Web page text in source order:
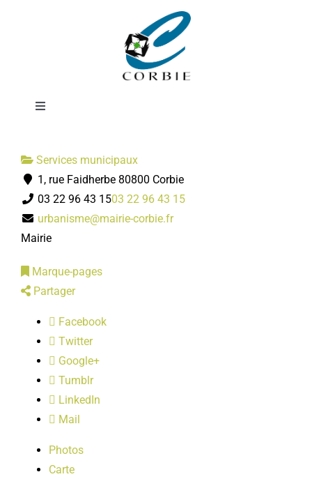
Toggle
DÉMARCHES ADMINISTRATIVES
SERVICES MUNICIPAUX
PRATIQUE
LOISIRS
PUBLICATIONS
Service
Urbanisme
Services municipaux
1, rue Faidherbe 80800 Corbie
03 22 96 43 1503 22 96 43 15
urbanisme@mairie-corbie.fr
Mairie
Marque-pages
Partager
Facebook
Twitter
Google+
Tumblr
LinkedIn
Mail
Photos
Carte